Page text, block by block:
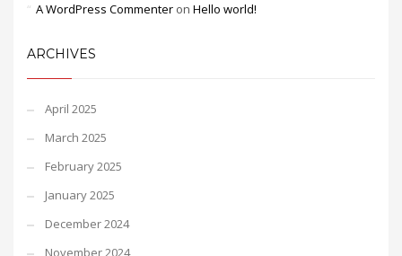
A WordPress Commenter on Hello world!
ARCHIVES
April 2025
March 2025
February 2025
January 2025
December 2024
November 2024